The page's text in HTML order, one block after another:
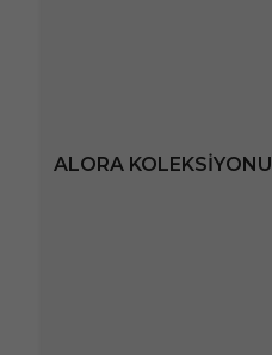
ALORA KOLEKSIYONU